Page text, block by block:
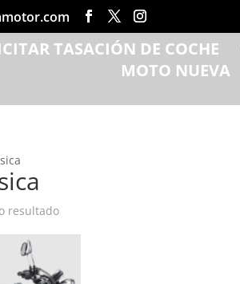
TASACIÓN DE COCHE
MOTO NUEVA
resultado